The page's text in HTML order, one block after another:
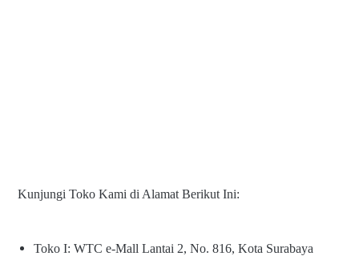
Kunjungi Toko Kami di Alamat Berikut Ini:
Toko I: WTC e-Mall Lantai 2, No. 816, Kota Surabaya